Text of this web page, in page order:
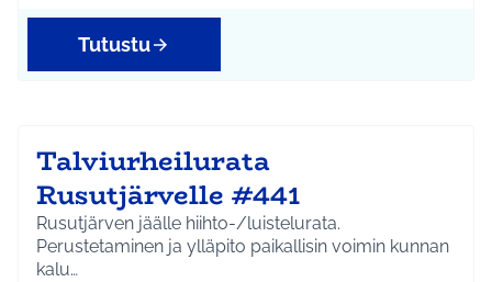
Tutustu
Talviurheilurata
Rusutjärvelle #441
Rusutjärven jäälle hiihto-/luistelurata.
Perustetaminen ja ylläpito paikallisin voimin kunnan
kalu…